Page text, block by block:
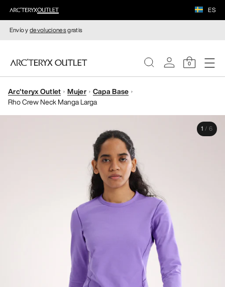
ES
Envío ydevolucionesgratis
0
MUJERE
Arc'teryx Outlet Mujer
Capa Base
Rho Crew Neck Manga Larga
1 / 6